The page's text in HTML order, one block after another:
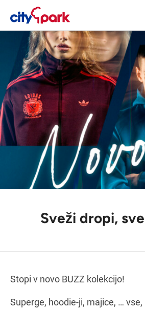
ponedeljek
PONEDELJEK
torek
TOREK
sreda
SREDA
četrtek
ČETRTEK
sobota
SOBOTA
Sveži dropi,
Stopi v novo BUZZ kolekcijo!
Superge, hoodie-ji, majice, … vse,